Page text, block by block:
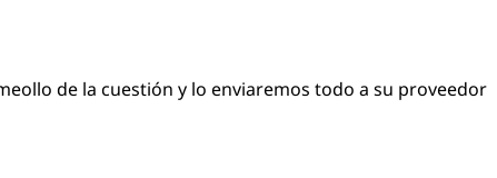
de la cuestión y lo enviaremos todo a su proveedor